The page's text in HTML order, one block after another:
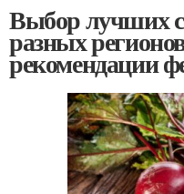
Выбор лучших
разных
рекомендации